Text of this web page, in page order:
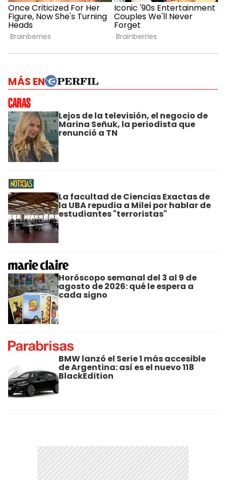
MÁS EN
Lejos de la televisión, el negocio de
Marina Señuk, la periodista que
renunció a TN
La facultad de Ciencias Exactas de
la UBA repudia a Milei por hablar de
estudiantes "terroristas"
Horóscopo semanal del 3 al 9 de
agosto de 2026: qué le espera a
cada signo
BMW lanzó el Serie 1 más accesible
de Argentina: así es el nuevo 118
BlackEdition